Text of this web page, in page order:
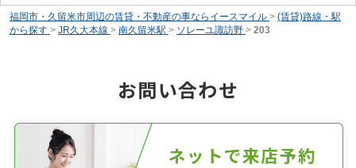
福岡市・久留米市周辺の賃貸・不動産の事ならイースマイル > (賃貸)路線・駅
から探す > JR久大本線 > 南久留米駅 > ソレーユ諏訪野 > 203
お問い合わせ
ネットで来店予約